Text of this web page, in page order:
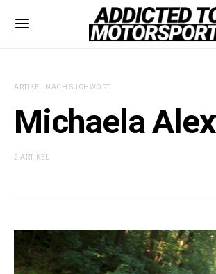
ARTIKEL NACH SUCHWORT
Michaela
2 ARTIKEL